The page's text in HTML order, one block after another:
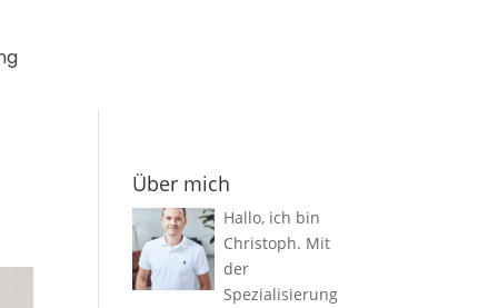
Über mich
Hallo, ich bin
Christoph. Mit
der
Spezialisierung